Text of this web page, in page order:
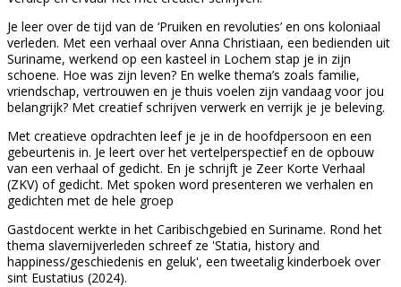
Je leer over de tijd van de ‘Pruiken en revoluties’ en ons koloniaal
verleden. Met een verhaal over Anna Christiaan, een bedienden uit
Suriname, werkend op een kasteel in Lochem stap je in zijn
schoene. Hoe was zijn leven? En welke thema’s zoals familie,
vriendschap, vertrouwen en je thuis voelen zijn vandaag voor jou
belangrijk? Met creatief schrijven verwerk en verrijk je je beleving.
Met creatieve opdrachten leef je je in de hoofdpersoon en een
gebeurtenis in. Je leert over het vertelperspectief en de opbouw
van een verhaal of gedicht. En je schrijft je Zeer Korte Verhaal
(ZKV) of gedicht. Met spoken word presenteren we verhalen en
gedichten met de hele groep
Gastdocent werkte in het Caribischgebied en Suriname. Rond het
thema slavernijverleden schreef ze 'Statia, history and
happiness/geschiedenis en geluk', een tweetalig kinderboek over
sint Eustatius (2024).